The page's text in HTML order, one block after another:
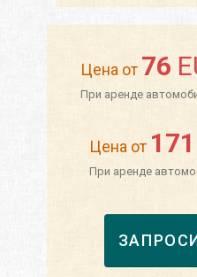
Цена от 76
При аренде
Цена от 171
При аренде